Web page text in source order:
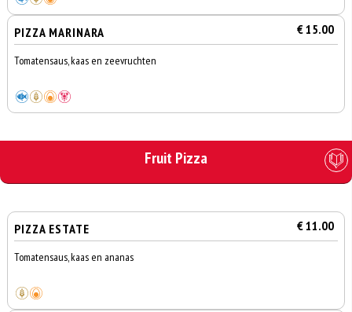
PIZZA MARINARA € 15.00
Tomatensaus, kaas en zeevruchten
Fruit Pizza
PIZZA ESTATE € 11.00
Tomatensaus, kaas en ananas